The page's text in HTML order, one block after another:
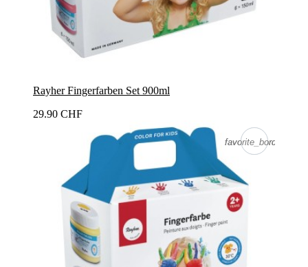
Rayher Fingerfarben Set 900ml
29.90 CHF
favorite_border
favorite_border